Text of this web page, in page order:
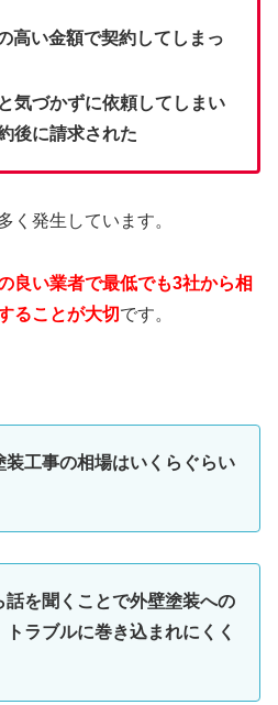
高い金額で契約してしまっ
気づかずに依頼してしまい
後に請求された
く発生しています。
良い業者で最低でも3社から相
ることが大切です。
装工事の相場はいくらぐらい
話を聞くことで外壁塗装への
ラブルに巻き込まれにくく